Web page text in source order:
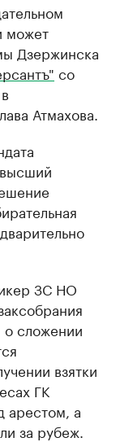
может
Дзержинска
со
Атмахова.
ЗС НО
о сложении
взятки
ГК
арестом, а
за рубеж.